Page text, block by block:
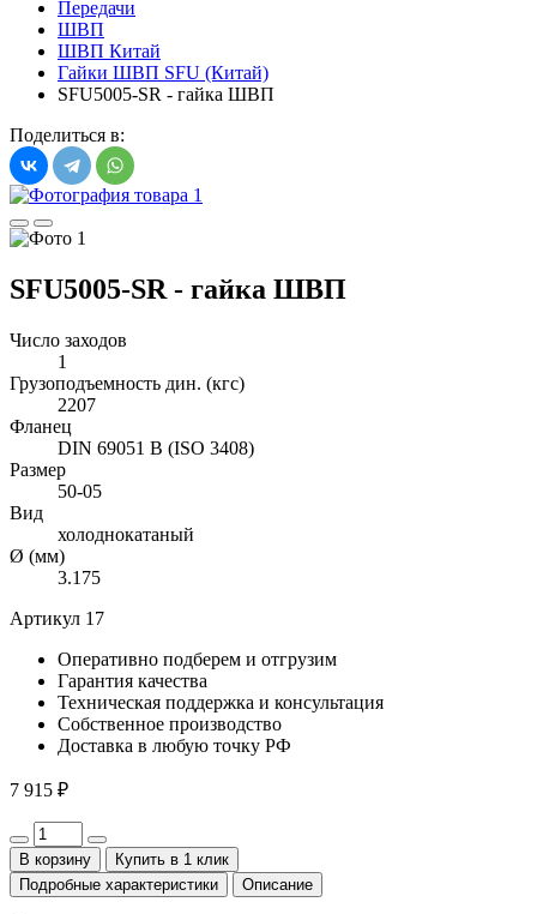
Передачи
ШВП
ШВП Китай
Гайки ШВП SFU (Китай)
SFU5005-SR - гайка ШВП
Поделиться в:
SFU5005-SR - гайка ШВП
Число заходов
1
Грузоподъемность дин. (кгс)
2207
Фланец
DIN 69051 B (ISO 3408)
Размер
50-05
Вид
холоднокатаный
Ø (мм)
3.175
Артикул 17
Оперативно подберем и отгрузим
Гарантия качества
Техническая поддержка и консультация
Собственное производство
Доставка в любую точку РФ
7 915 ₽
В корзину
Купить в 1 клик
Подробные характеристики
Описание